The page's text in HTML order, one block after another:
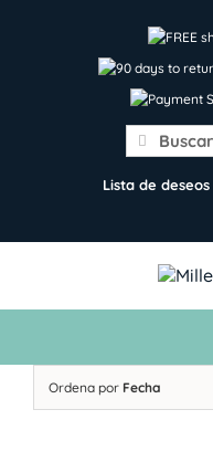
Search
for:
Lista de deseos
Ordena por Fecha